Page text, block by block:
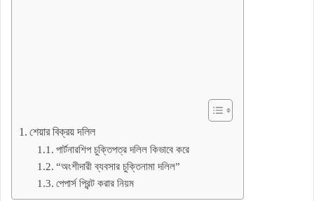
শেয়ার বিক্রয় দলিল
পার্টনারশিপ চুক্তিপত্র দলিল কিভাবে করে
“অংশীদারী ব্যবসার চুক্তিনামা দলিল”
পেপার্স প্রিন্ট করার নিয়ম